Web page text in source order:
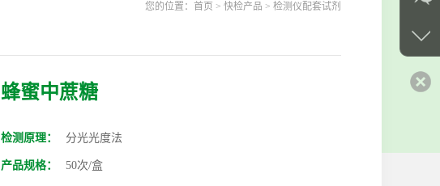
您的位置： 首页 > 快检产品 > 检测仪配套试剂
蜂蜜中蔗糖
检测原理： 分光光度法
产品规格： 50次/盒